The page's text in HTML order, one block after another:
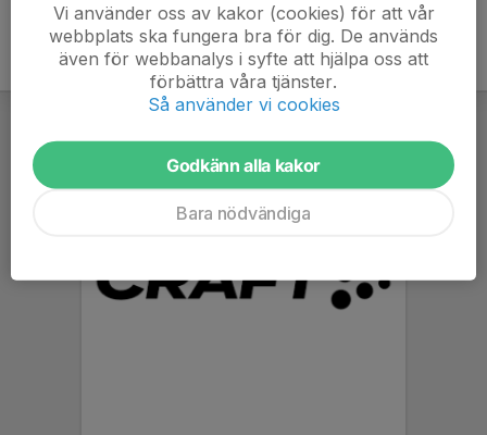
Vi använder oss av kakor (cookies) för att vår
webbplats ska fungera bra för dig. De används
även för webbanalys i syfte att hjälpa oss att
förbättra våra tjänster.
Så använder vi cookies
Godkänn alla kakor
Bara nödvändiga